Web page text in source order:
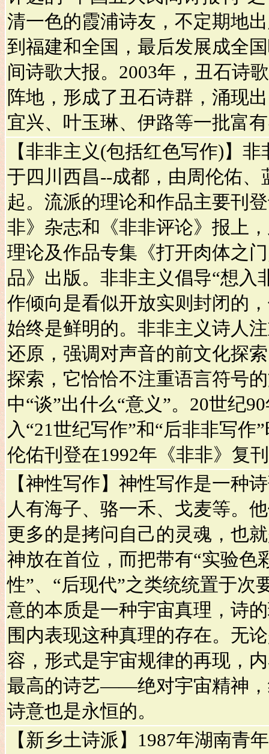
清一色的霞浦诗友，不定期地
到福建和全国，最后发展成全
间诗歌大报。2003年，丑石诗
阵地，形成了丑石诗群，涌现
宜兴、叶玉琳、伊路等一批富
【非非主义(包括红色写作)】
于四川西昌--成都，由周伦佑
起。流派的理论和作品主要刊
非》杂志和《非非评论》报上
理论及作品专集《打开肉体之
品》出版。非非主义倡导“想入
作倾向是看似开放实则封闭的
始终是鲜明的。非非主义诗人
还原，强调对声音的前文化探
探索，它恰恰不注重语言符号
中“谈”出什么“意义”。20世纪
入“21世纪写作”和“后非非写作
伦佑刊登在1992年《非非》复
【神性写作】神性写作是一种
人有海子、骆一禾、戈麦等。
更多的是拷问自己的灵魂，也
神放在首位，而把带有“实验色
性”、“后现代”之类统统置于次
意的本质是一种宇宙真理，诗
围内表现这种真理的存在。无
容，形式是宇宙规律的再现，
最高的诗艺——绝对宇宙精神，
诗意也是永恒的。
【新乡土诗派】1987年湖南青